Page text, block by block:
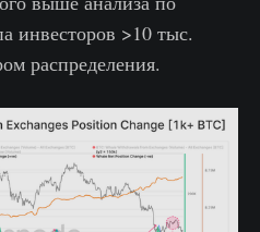
инвесторов >10 тыс.
распределения.